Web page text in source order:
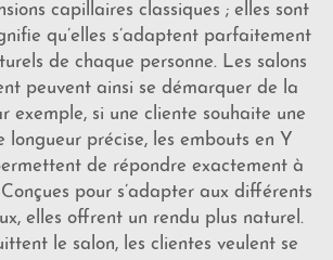
capillaires classiques ; elles sont
qu’elles s’adaptent parfaitement
de chaque personne. Les salons
peuvent ainsi se démarquer de la
exemple, si une cliente souhaite une
longueur précise, les embouts en Y
de répondre exactement à
pour s’adapter aux différents
elles offrent un rendu plus naturel.
le salon, les clientes veulent se